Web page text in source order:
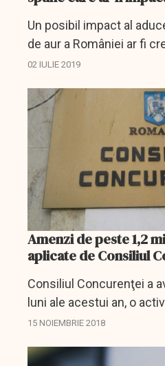
Un posibil impact al
de aur a României ar fi
care ţara se împrumută,
Mugur...
02 IULIE 2019
Amenzi de peste 1,2
aplicate de Consiliul
Consiliul Concurenţei a
luni ale acestui an, o
investigaţii în aproape
aplicate a fost...
15 NOIEMBRIE 2018